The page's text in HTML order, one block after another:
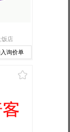
饭店
询价单